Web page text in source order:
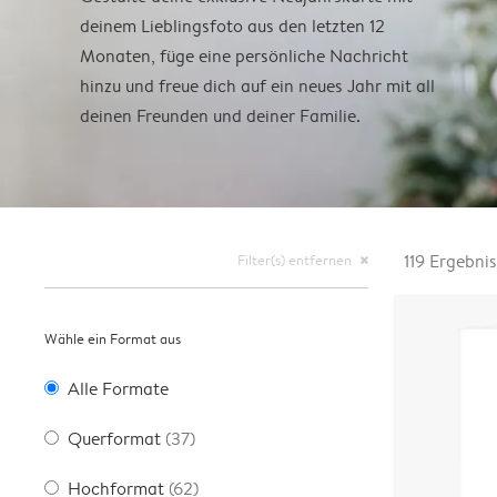
deinem Lieblingsfoto aus den letzten 12
Monaten, füge eine persönliche Nachricht
hinzu und freue dich auf ein neues Jahr mit all
deinen Freunden und deiner Familie.
Filter(s) entfernen close
Wähle ein Format aus
Alle Formate
Querformat (37)
Hochformat (62)
119